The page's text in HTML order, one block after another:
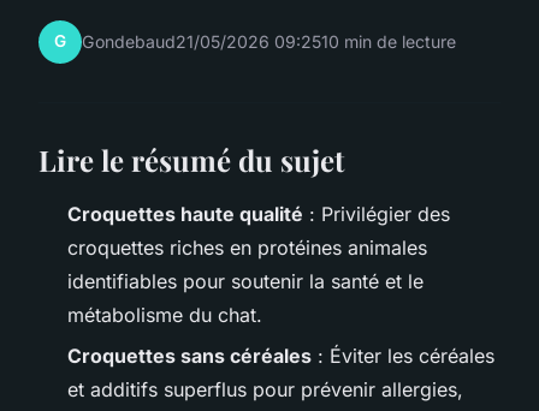
G Gondebaud21/05/2026 09:2510 min de lecture
Lire le résumé du sujet
Croquettes haute qualité : Privilégier des
croquettes riches en protéines animales
identifiables pour soutenir la santé et le
métabolisme du chat.
Croquettes sans céréales : Éviter les céréales
et additifs superflus pour prévenir allergies,